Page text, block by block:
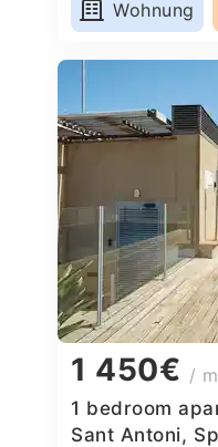
Wohnung
1 450€ /
1 bedroom
Sant Antoni,